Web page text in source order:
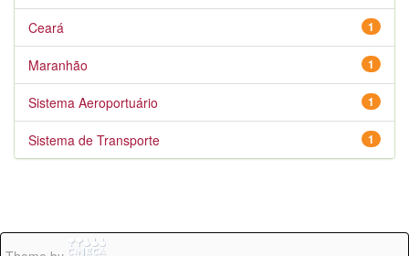
1
Ceará
1
Maranhão
1
Sistema Aeroportuário
1
Sistema de Transporte